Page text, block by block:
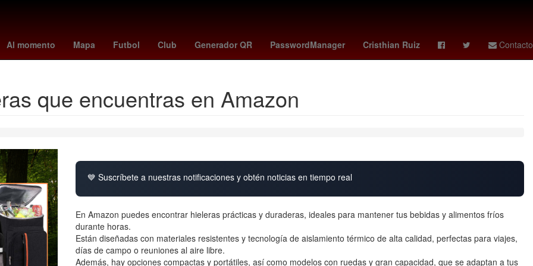
Al momento Mapa Futbol Club Generador QR PasswordManager Cristhian Ruiz Contacto
pirlo Temporada España 26 de marzo Vinícius Júnior ipab nantes vs Mette Frederiksen
que encuentras en Amazon
💙 Suscríbete a nuestras notificaciones y obtén noticias en tiempo real
En Amazon puedes encontrar hieleras prácticas y duraderas, ideales para mantener tus bebidas y alimentos fríos
durante horas.
Están diseñadas con materiales resistentes y tecnología de aislamiento térmico de alta calidad, perfectas para viajes,
días de campo o reuniones al aire libre.
Además, hay opciones compactas y portátiles, así como modelos con ruedas y gran capacidad, que se adaptan a tus